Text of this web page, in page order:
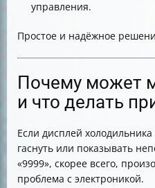
управления.
Простое и надёжное
Почему может
и что делать
Если дисплей
гаснуть или показывать
«9999», скорее всего,
проблема с электроникой.